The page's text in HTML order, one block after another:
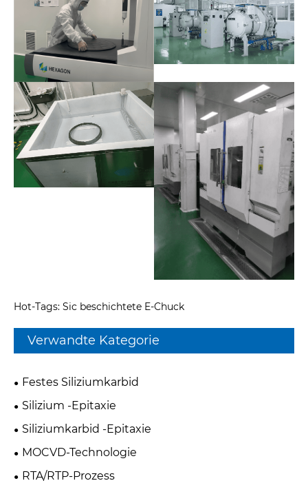
Hot-Tags: Sic beschichtete E-Chuck
Verwandte Kategorie
Festes Siliziumkarbid
Silizium -Epitaxie
Siliziumkarbid -Epitaxie
MOCVD-Technologie
RTA/RTP-Prozess